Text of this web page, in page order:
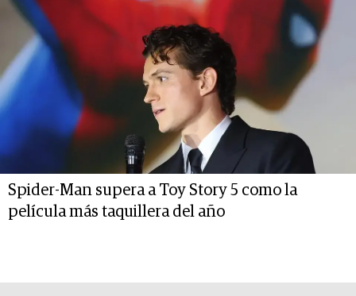
Spider-Man supera a Toy Story 5 como la
película más taquillera del año